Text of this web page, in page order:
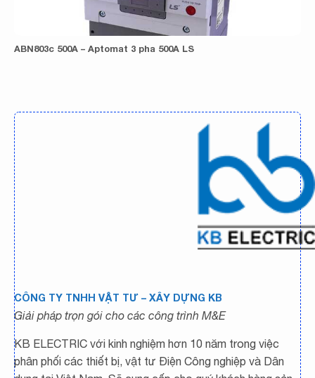
ABN803c 500A – Aptomat 3 pha 500A LS
CÔNG TY TNHH VẬT TƯ – XÂY DỰNG KB
Giải pháp trọn gói cho các công trình M&E
KB ELECTRIC với kinh nghiệm hơn 10 năm trong việc
phân phối các thiết bị, vật tư Điện Công nghiệp và Dân